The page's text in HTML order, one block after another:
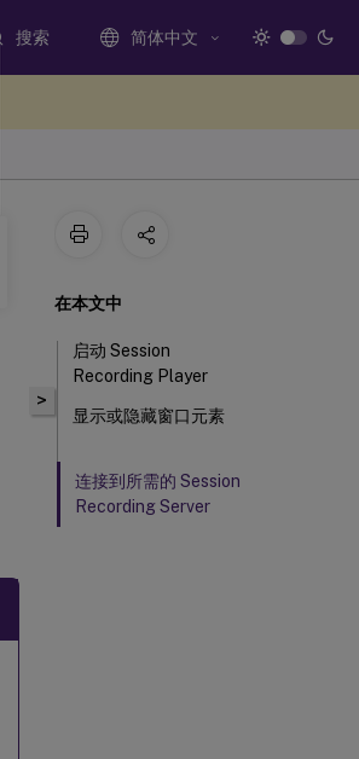
搜索 简体中文
>
在本文中
启动 Session
Recording Player
显示或隐藏窗口元素
连接到所需的 Session
Recording Server